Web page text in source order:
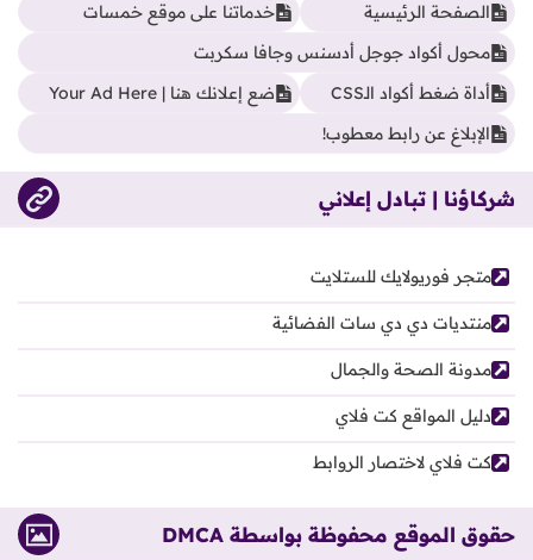
الصفحة الرئيسية
خدماتنا على موقع خمسات
محول أكواد جوجل أدسنس وجافا سكربت
أداة ضغط أكواد الـCSS
ضع إعلانك هنا | Your Ad Here
الإبلاغ عن رابط معطوب!
شركاؤنا | تبادل إعلاني
متجر فوريولايك للستلايت
منتديات دي دي سات الفضائية
مدونة الصحة والجمال
دليل المواقع كت فلاي
كت فلاي لاختصار الروابط
حقوق الموقع محفوظة بواسطة DMCA